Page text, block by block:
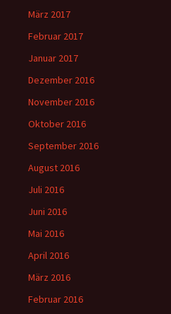
März 2017
Februar 2017
Januar 2017
Dezember 2016
November 2016
Oktober 2016
September 2016
August 2016
Juli 2016
Juni 2016
Mai 2016
April 2016
März 2016
Februar 2016